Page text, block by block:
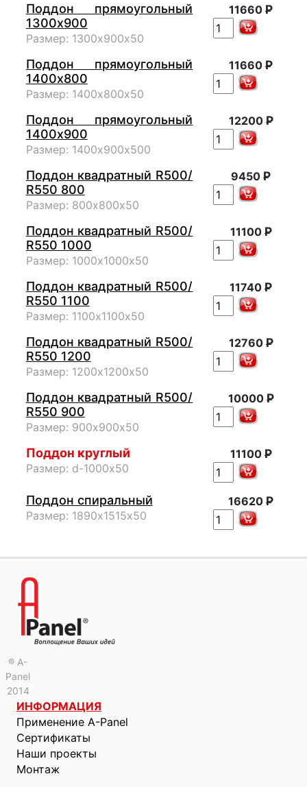
Поддон прямоугольный
1300х900
Размер: 1300х900х50
11660 Р
Поддон прямоугольный
1400х800
Размер: 1400х800х50
11660 Р
Поддон прямоугольный
1400х900
Размер: 1400х900х500
12200 Р
Поддон квадратный R500/
R550 800
Размер: 800х800х50
9450 Р
Поддон квадратный R500/
R550 1000
Размер: 1000х1000х50
11100 Р
Поддон квадратный R500/
R550 1100
Размер: 1100х1100х50
11740 Р
Поддон квадратный R500/
R550 1200
Размер: 1200х1200х50
12760 Р
Поддон квадратный R500/
R550 900
Размер: 900х900х50
10000 Р
Поддон круглый
Размер: d-1000х50
11100 Р
Поддон спиральный
Размер: 1890х1515х50
16620 Р
® A-
Panel
2014
ИНФОРМАЦИЯ
Применение A-Panel
Сертификаты
Наши проекты
Монтаж